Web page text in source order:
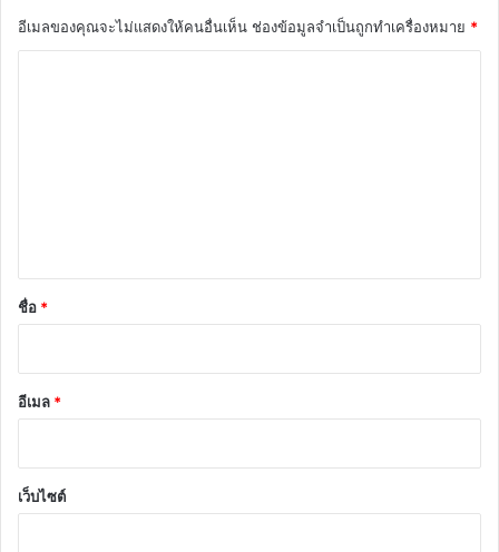
อีเมลของคุณจะไม่แสดงให้คนอื่นเห็น ช่องข้อมูลจำเป็นถูกทำเครื่องหมาย *
*
ชื่อ *
อีเมล *
เว็บไซต์